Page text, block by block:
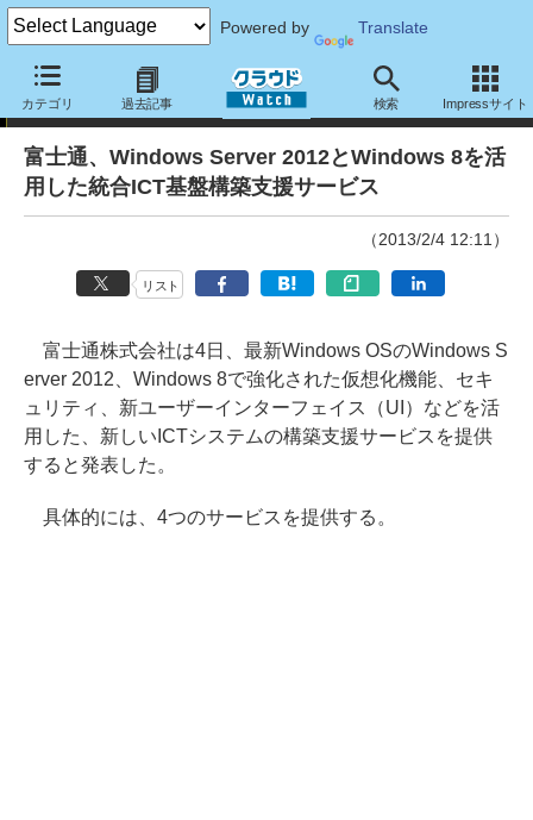
Powered by Translate
カテゴリ 過去記事 検索 Impressサイト
ニュース
富士通、Windows Server 2012とWindows 8を活
用した統合ICT基盤構築支援サービス
（2013/2/4 12:11）
リスト
富士通株式会社は4日、最新Windows OSのWindows S
erver 2012、Windows 8で強化された仮想化機能、セキ
ュリティ、新ユーザーインターフェイス（UI）などを活
用した、新しいICTシステムの構築支援サービスを提供
すると発表した。
具体的には、4つのサービスを提供する。